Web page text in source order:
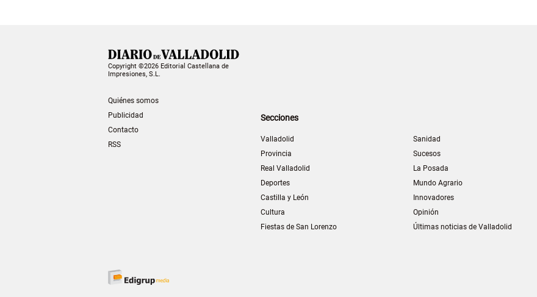
Copyright ©2026 Editorial Castellana de
Impresiones, S.L.
Quiénes somos
Publicidad
Contacto
RSS
Secciones
Valladolid
Provincia
Real Valladolid
Deportes
Castilla y León
Cultura
Fiestas de San Lorenzo
Sanidad
Sucesos
La Posada
Mundo Agrario
Innovadores
Opinión
Últimas noticias de Valladolid